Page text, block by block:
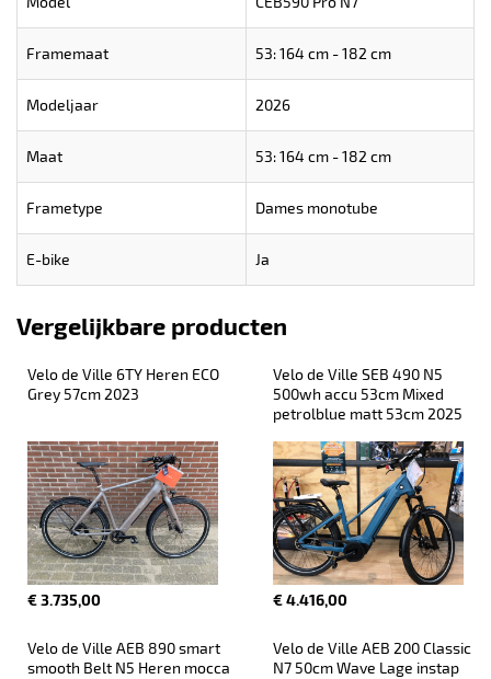
Framemaat 53: 164 cm - 182 cm
Modeljaar 2026
Maat 53: 164 cm - 182 cm
Frametype Dames monotube
E-bike Ja
Vergelijkbare producten
Velo de Ville 6TY Heren ECO
Grey 57cm 2023
€ 3.735,00
Velo de Ville SEB 490 N5
500wh accu 53cm Mixed
petrolblue matt 53cm 2025
€ 4.416,00
Velo de Ville AEB 890 smart
smooth Belt N5 Heren mocca
Velo de Ville AEB 200 Classic
N7 50cm Wave Lage instap